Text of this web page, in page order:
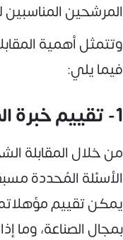
المرشحين
وتتمثل أهمية
فيما يلي:
1- تقييم خبرة المرشح في العمل
من خلال المقابلة
الأسئلة المُحددة
يمكن تقييم
بمجال الصناعة، وما